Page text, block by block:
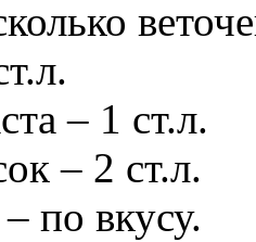
– 1 ст.л.
– 2 ст.л.
по вкусу.